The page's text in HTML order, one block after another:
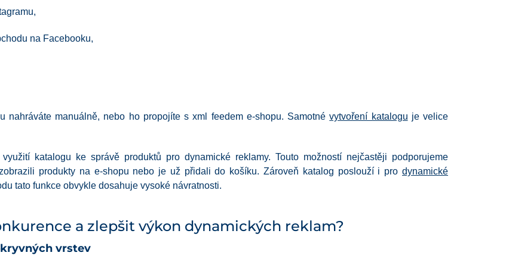
na Facebooku,
nahráváte manuálně, nebo ho propojíte s xml feedem e-shopu. Samotnévytvoření katalogu je velice
katalogu ke správě produktů pro dynamické reklamy. Touto možností nejčastěji podporujeme
produkty na e-shopu nebo je už přidali do košíku. Zároveň katalog poslouží i pro dynamické
tato funkce obvykle dosahuje vysoké návratnosti.
a zlepšit výkon dynamických reklam?
vrstev